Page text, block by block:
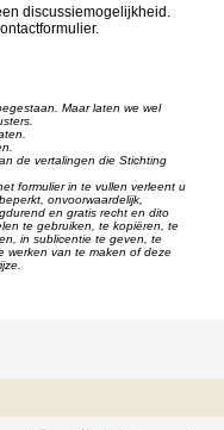
discussiemogelijkheid.
Maar laten we wel
de vertalingen die Stichting
formulier in te vullen verleent u
onvoorwaardelijk,
en gratis recht en dito
te gebruiken, te kopiëren, te
in sublicentie te geven, te
werken van te maken of deze